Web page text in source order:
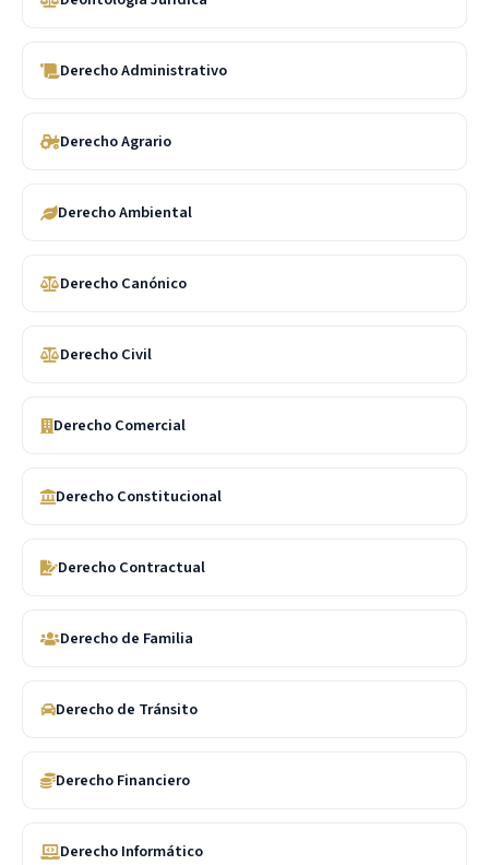
Derecho Administrativo
Derecho Agrario
Derecho Ambiental
Derecho Canónico
Derecho Civil
Derecho Comercial
Derecho Constitucional
Derecho Contractual
Derecho de Familia
Derecho de Tránsito
Derecho Financiero
Derecho Informático